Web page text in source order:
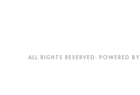
ALL RIGHTS RESERVED. POWERED BY